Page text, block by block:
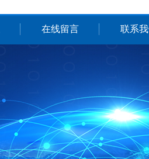
在线留言 联系